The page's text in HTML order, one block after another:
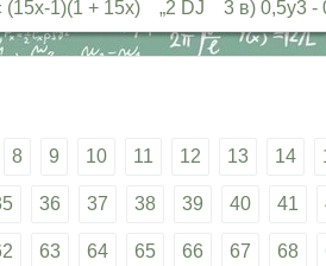
1)(1 + 15х) „2 DJ 3 в) 0,5у3 -
8 9 10 11 12 13 14
36 37 38 39 40 41
63 64 65 66 67 68